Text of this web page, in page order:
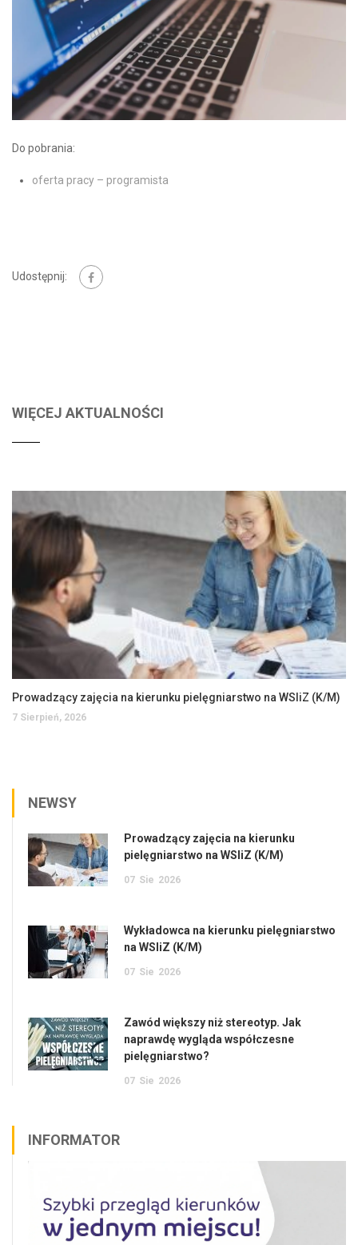
Do pobrania:
oferta pracy – programista
Udostępnij:
WIĘCEJ AKTUALNOŚCI
Prowadzący zajęcia na kierunku pielęgniarstwo na WSIiZ (K/M)
7 Sierpień, 2026
NEWSY
Prowadzący zajęcia na kierunku
pielęgniarstwo na WSIiZ (K/M)
07 Sie 2026
Wykładowca na kierunku pielęgniarstwo
na WSIiZ (K/M)
07 Sie 2026
Zawód większy niż stereotyp. Jak
naprawdę wygląda współczesne
pielęgniarstwo?
07 Sie 2026
INFORMATOR